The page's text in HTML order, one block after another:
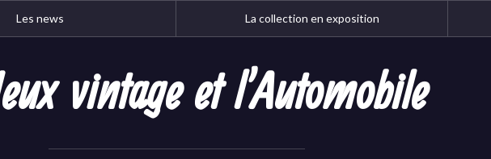
Les news La collection en exposition
vintage et l'Automobile